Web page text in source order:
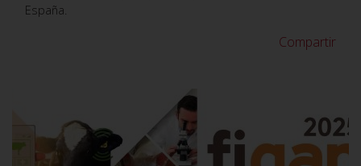
España.
Compartir